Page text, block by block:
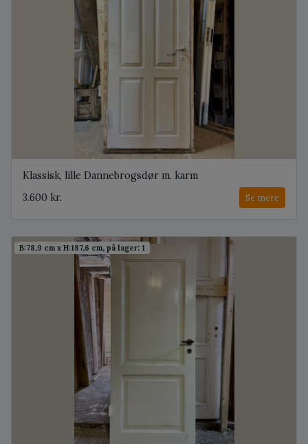
Klassisk, lille Dannebrogsdør m. karm
3.600 kr.
Se mere
B:78,9 cm x H:187,6 cm, på lager: 1